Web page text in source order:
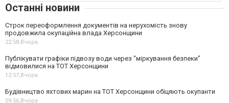
Останні новини
Строк переоформлення документів на нерухомість знову
продовжила окупаційна влада Херсонщини
22:58, Вчора
Публікувати графіки підвозу води через “міркування безпеки”
відмовилися на ТОТ Херсонщини
12:57, Вчора
Будівництво яхтових марин на ТОТ Херсонщини обіцяють окупанти
09:56, Вчора